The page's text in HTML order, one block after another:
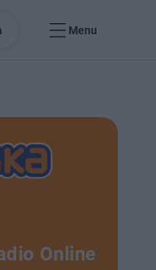
Menu
Online